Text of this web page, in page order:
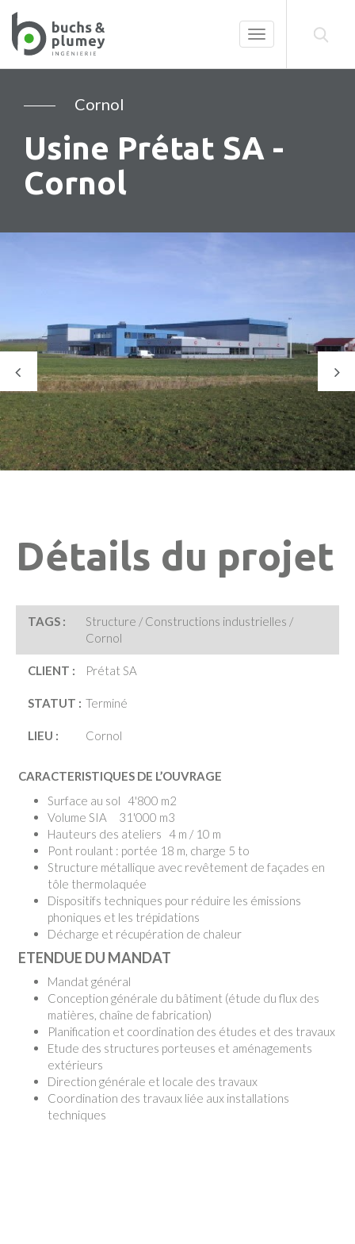
Toggle
navigation
Cornol
Usine Prétat SA -
Cornol
Détails du projet
TAGS :
Structure / Constructions industrielles /
Cornol
CLIENT : Prétat SA
STATUT : Terminé
LIEU : Cornol
CARACTERISTIQUES DE L’OUVRAGE
Surface au sol 4'800 m2
Volume SIA 31'000 m3
Hauteurs des ateliers 4 m / 10 m
Pont roulant : portée 18 m, charge 5 to
Structure métallique avec revêtement de façades en
tôle thermolaquée
Dispositifs techniques pour réduire les émissions
phoniques et les trépidations
Décharge et récupération de chaleur
ETENDUE DU MANDAT
Mandat général
Conception générale du bâtiment (étude du flux des
matières, chaîne de fabrication)
Planification et coordination des études et des travaux
Etude des structures porteuses et aménagements
extérieurs
Direction générale et locale des travaux
Coordination des travaux liée aux installations
techniques